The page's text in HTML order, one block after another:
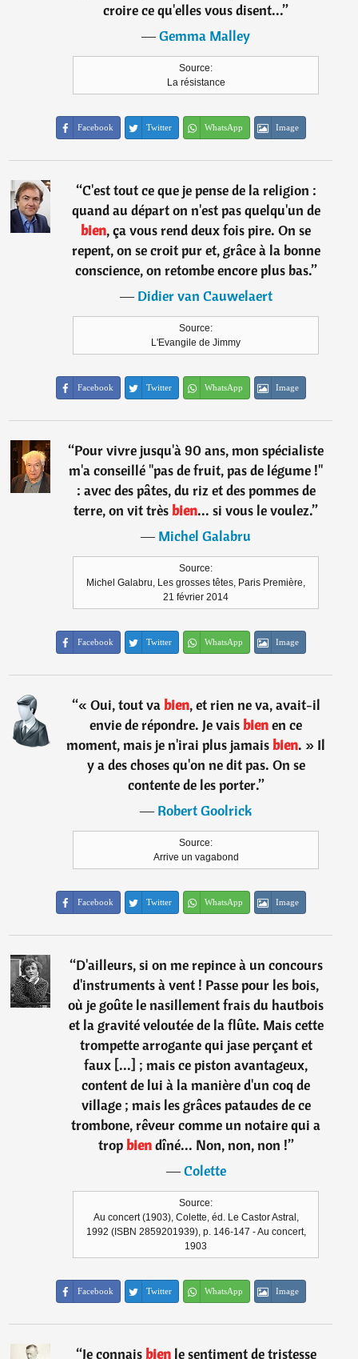
croire ce qu'elles vous disent...”
―Gemma Malley
Source:
La résistance
Facebook Twitter WhatsApp Image
“C'est tout ce que je pense de la religion :
quand au départ on n'est pas quelqu'un de
bien, ça vous rend deux fois pire. On se
repent, on se croit pur et, grâce à la bonne
conscience, on retombe encore plus bas.”
―Didier van Cauwelaert
Source:
L'Evangile de Jimmy
Facebook Twitter WhatsApp Image
“Pour vivre jusqu'à 90 ans, mon spécialiste
m'a conseillé "pas de fruit, pas de légume !"
: avec des pâtes, du riz et des pommes de
terre, on vit trèsbien... si vous le voulez.”
―Michel Galabru
Source:
Michel Galabru, Les grosses têtes, Paris Première,
21 février 2014
Facebook Twitter WhatsApp Image
“« Oui, tout vabien, et rien ne va, avait-il
envie de répondre. Je vaisbienen ce
moment, mais je n'irai plus jamaisbien. » Il
y a des choses qu'on ne dit pas. On se
contente de les porter.”
―Robert Goolrick
Source:
Arrive un vagabond
Facebook Twitter WhatsApp Image
“D'ailleurs, si on me repince à un concours
d'instruments à vent ! Passe pour les bois,
où je goûte le nasillement frais du hautbois
et la gravité veloutée de la flûte. Mais cette
trompette arrogante qui jase perçant et
faux [...] ; mais ce piston avantageux,
content de lui à la manière d'un coq de
village ; mais les grâces pataudes de ce
trombone, rêveur comme un notaire qui a
tropbiendîné... Non, non, non !”
―Colette
Source:
Au concert (1903), Colette, éd. Le Castor Astral,
1992 (ISBN 2859201939), p. 146-147 - Au concert,
1903
Facebook Twitter WhatsApp Image
“Je connaisbienle sentiment de tristesse